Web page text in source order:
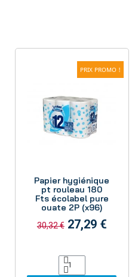
PRIX PROMO !
Papier hygiénique
pt rouleau 180
Fts écolabel pure
ouate 2P (x96)
30,32 € 27,29 €